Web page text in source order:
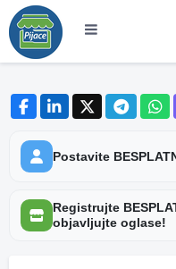
Postavite
Registrujte
objavljujte oglase!